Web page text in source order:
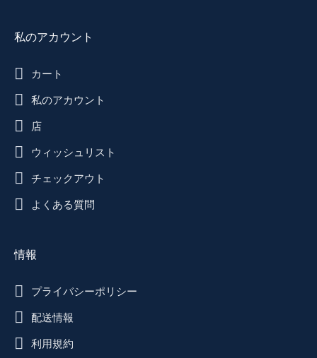
私のアカウント
カート
私のアカウント
店
ウィッシュリスト
チェックアウト
よくある質問
情報
プライバシーポリシー
配送情報
利用規約